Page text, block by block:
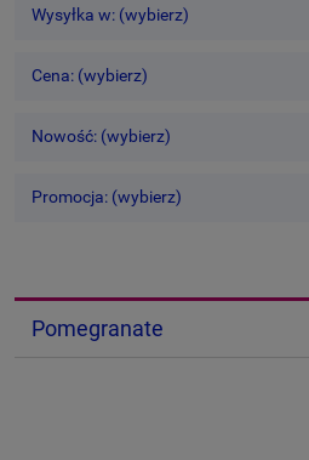
Wysyłka w: (wybierz)
Cena: (wybierz)
Nowość: (wybierz)
Promocja: (wybierz)
Pomegranate